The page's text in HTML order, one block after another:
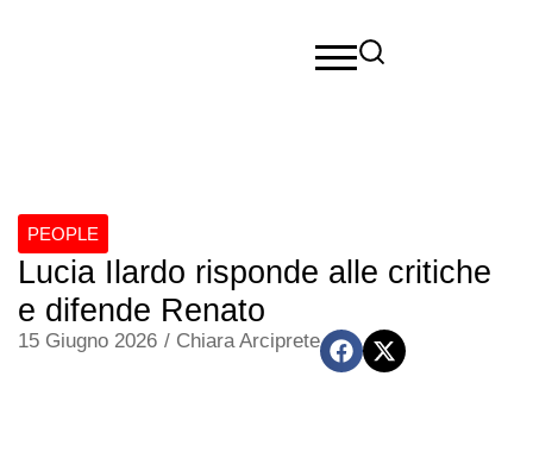
PEOPLE
Lucia Ilardo risponde alle critiche
e difende Renato
15 Giugno 2026 / Chiara Arciprete